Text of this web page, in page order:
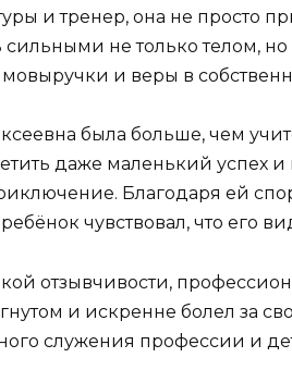
и тренер, она не просто
не только телом,
и веры в
была больше, чем
даже маленький успех и
Благодаря ей
чувствовал, что его
отзывчивости,
и искренне болел за
служения профессии и